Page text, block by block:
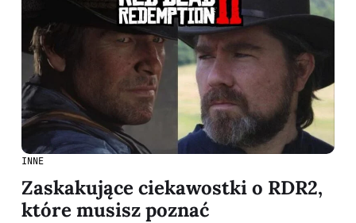
INNE
Zaskakujące ciekawostki o RDR2,
które musisz poznać